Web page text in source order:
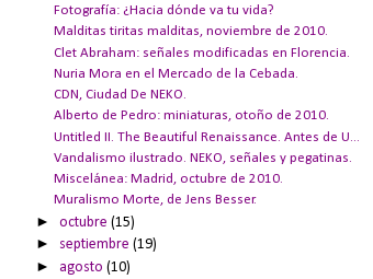
Fotografía: ¿Hacia dónde va tu vida?
Malditas tiritas malditas, noviembre de 2010.
Clet Abraham: señales modificadas en Florencia.
Nuria Mora en el Mercado de la Cebada.
CDN, Ciudad De NEKO.
Alberto de Pedro: miniaturas, otoño de 2010.
Untitled II. The Beautiful Renaissance. Antes de U...
Vandalismo ilustrado. NEKO, señales y pegatinas.
Miscelánea: Madrid, octubre de 2010.
Muralismo Morte, de Jens Besser.
►octubre(15)
► septiembre(19)
► agosto(10)